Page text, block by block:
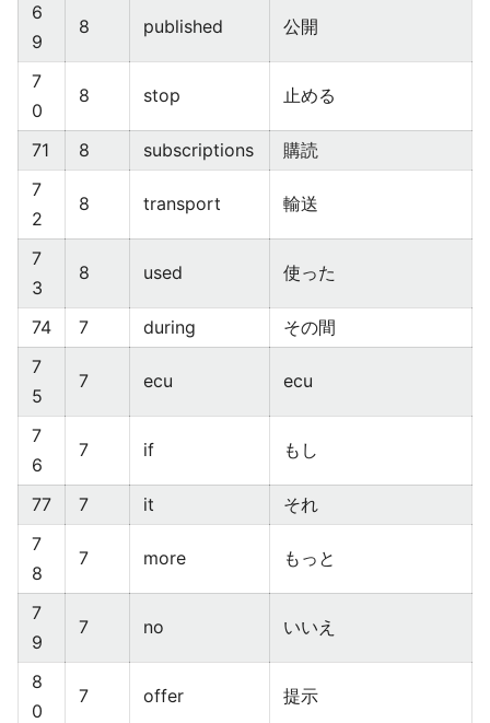
6
9
8 published 公開
7
0
8 stop 止める
71 8 subscriptions
購読
7
2
8 transport 輸送
7
3
8 used 使った
74 7 during
その間
7
5
7 ecu ecu
7
6
7 if もし
77 7 it
それ
7
8
7 more もっと
7
9
7 no いいえ
8
0
7 offer 提示